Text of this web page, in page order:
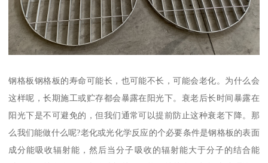
钢格板钢格板的寿命可能长，也可能不长，可能会老化。为什么会
这样呢，长期施工或贮存都会暴露在阳光下。衰老后长时间暴露在
阳光下是不可避免的，但我们通常可以提前防止这种衰老下降。那
么我们能做什么呢?老化或光化学反应的个必要条件是钢格板的表面
成分能吸收辐射能，然后当分子吸收的辐射能大于分子的结合能